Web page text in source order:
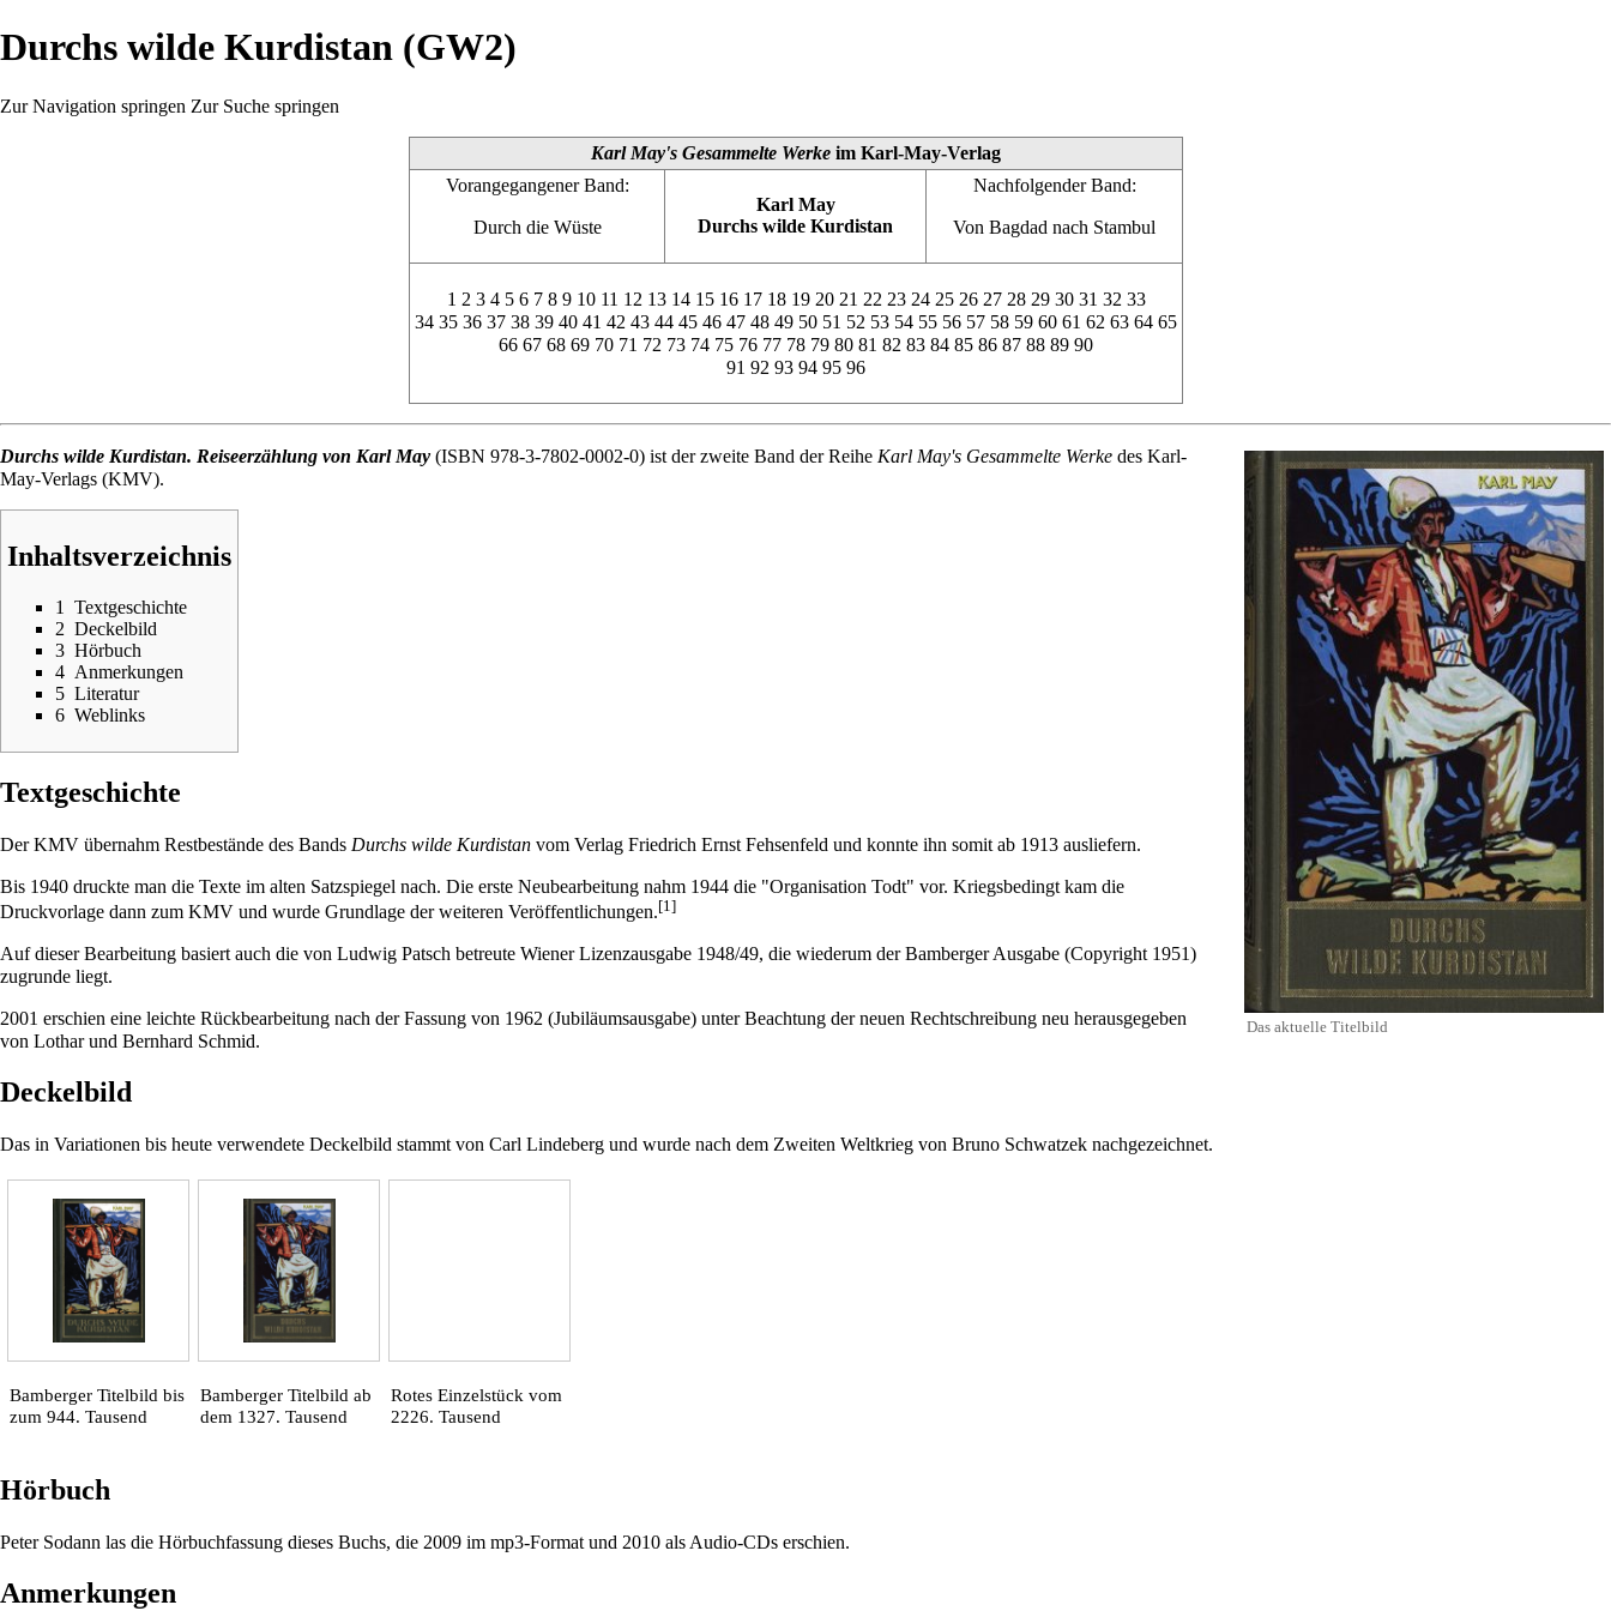
Durchs wilde Kurdistan (GW2)
Zur Navigation springen Zur Suche springen
Karl May's Gesammelte Werke im Karl-May-Verlag
Vorangegangener Band:
Durch die Wüste
Karl May
Durchs wilde Kurdistan
Nachfolgender Band:
Von Bagdad nach Stambul
1 2 3 4 5 6 7 8 9 10 11 12 13 14 15 16 17 18 19 20 21 22 23 24 25 26 27 28 29 30 31 32 33
34 35 36 37 38 39 40 41 42 43 44 45 46 47 48 49 50 51 52 53 54 55 56 57 58 59 60 61 62 63 64 65
66 67 68 69 70 71 72 73 74 75 76 77 78 79 80 81 82 83 84 85 86 87 88 89 90
91 92 93 94 95 96
Das aktuelle Titelbild
Durchs wilde Kurdistan. Reiseerzählung von Karl May (ISBN 978-3-7802-0002-0) ist der zweite Band der Reihe Karl May's Gesammelte Werke des Karl-
May-Verlags (KMV).
Inhaltsverzeichnis
1
Textgeschichte
2 Deckelbild
3 Hörbuch
4 Anmerkungen
5 Literatur
6 Weblinks
Textgeschichte
Der KMV übernahm Restbestände des Bands Durchs wilde Kurdistan vom Verlag Friedrich Ernst Fehsenfeld und konnte ihn somit ab 1913 ausliefern.
Bis 1940 druckte man die Texte im alten Satzspiegel nach. Die erste Neubearbeitung nahm 1944 die "Organisation Todt" vor. Kriegsbedingt kam die
Druckvorlage dann zum KMV und wurde Grundlage der weiteren Veröffentlichungen.[1]
Auf dieser Bearbeitung basiert auch die von Ludwig Patsch betreute Wiener Lizenzausgabe 1948/49, die wiederum derBambergerAusgabe (Copyright 1951)
zugrunde liegt.
2001 erschien eine leichte Rückbearbeitung nach der Fassung von 1962 (Jubiläumsausgabe) unter Beachtung der neuen Rechtschreibung neu herausgegeben
von Lotharund Bernhard Schmid.
Deckelbild
Das in Variationen bis heute verwendete Deckelbild stammt von Carl Lindeberg und wurde nach dem Zweiten Weltkrieg von Bruno Schwatzek nachgezeichnet.
Bamberger Titelbild bis
zum 944. Tausend
Bamberger Titelbild ab
dem 1327. Tausend
Rotes Einzelstück vom
2226. Tausend
Hörbuch
Peter Sodann las die Hörbuchfassung dieses Buchs, die 2009 im mp3-Format und 2010 als Audio-CDs erschien.
Anmerkungen